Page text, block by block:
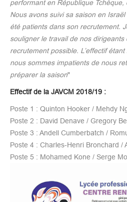
performant en République Tchèque,
Nous avons suivi sa saison en
été patients dans son recrutement.
souligner le travail de nos dirigeants
recrutement possible. L’effectif
nous sommes impatients de nous
préparer la saison"
Effectif de la JAVCM 2018/19 :
Poste 1 : Quinton Hooker / Mehdy
Poste 2 : David Denave / Gregory
Poste 3 : Andell Cumberbatch /
Poste 4 : Charles-Henri Bronchard /
Poste 5 : Mohamed Kone / Serge